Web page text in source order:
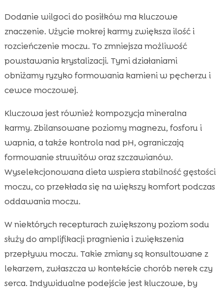
Dodanie wilgoci do posiłków ma kluczowe
znaczenie. Użycie mokrej karmy zwiększa ilość i
rozcieńczenie moczu. To zmniejsza możliwość
powstawania krystalizacji. Tymi działaniami
obniżamy ryzyko formowania kamieni w pęcherzu i
cewce moczowej.
Kluczowa jest również kompozycja mineralna
karmy. Zbilansowane poziomy magnezu, fosforu i
wapnia, a także kontrola nad pH, ograniczają
formowanie struwitów oraz szczawianów.
Wyselekcjonowana dieta wspiera stabilność gęstości
moczu, co przekłada się na większy komfort podczas
oddawania moczu.
W niektórych recepturach zwiększony poziom sodu
służy do amplifikacji pragnienia i zwiększenia
przepływu moczu. Takie zmiany są konsultowane z
lekarzem, zwłaszcza w kontekście chorób nerek czy
serca. Indywidualne podejście jest kluczowe, by